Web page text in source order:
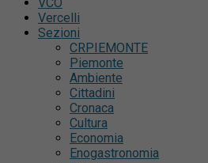
Vercelli
Sezioni
CRPIEMONTE
Piemonte
Ambiente
Cittadini
Cronaca
Cultura
Economia
Enogastronomia